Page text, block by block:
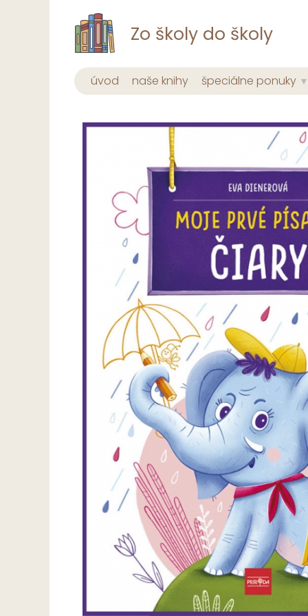
Zo školy do školy
úvod naše knihy špeciálne ponuky